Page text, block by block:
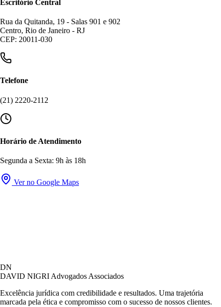
Escritório Central
Rua da Quitanda, 19 - Salas 901 e 902
Centro, Rio de Janeiro - RJ
CEP: 20011-030
Telefone
(21) 2220-2112
Horário de Atendimento
Segunda a Sexta: 9h às 18h
Ver no Google Maps
DN
DAVID NIGRI Advogados Associados
Excelência jurídica com credibilidade e resultados. Uma trajetória
marcada pela ética e compromisso com o sucesso de nossos clientes.